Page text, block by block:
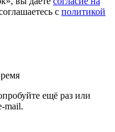
c политикой
ещё раз или
mail.